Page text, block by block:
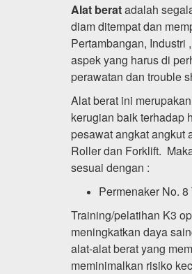
Alat beratadalah
diam ditempat dan
Pertambangan,
aspek yang harus di
perawatan dan trouble
Alat berat ini
kerugian baik terhadap
pesawat angkat angkut
Roller dan Forklift.
sesuai dengan :
Permenaker No. 8
Training/pelatihan K3
meningkatkan daya
alat-alat berat yang
meminimalkan risiko